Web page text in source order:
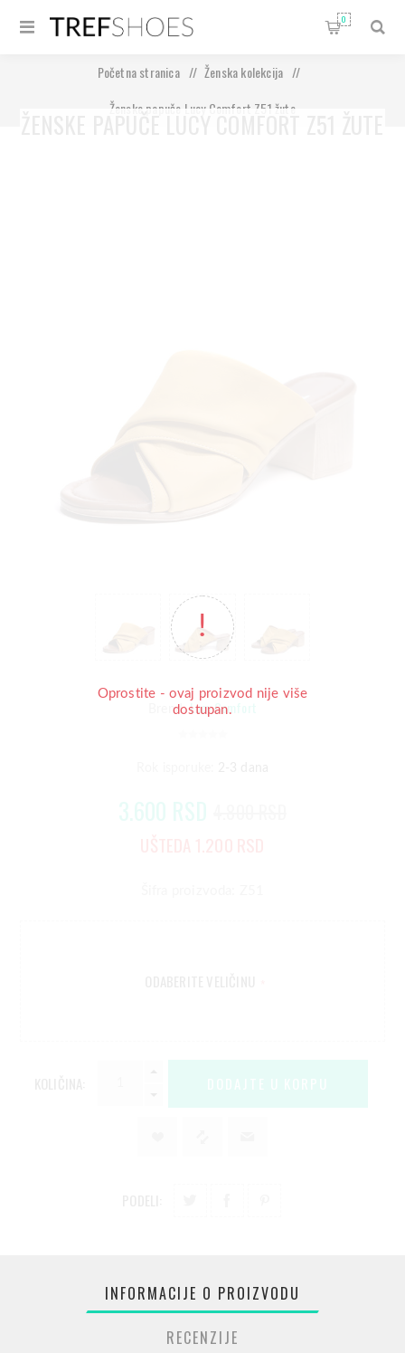
0
Početna stranica / Ženska kolekcija
/
Ženske papuče Lucy Comfort Z51 žute
Oprostite - ovaj proizvod nije više
dostupan.
Brend: Lucy Comfort
INFORMACIJE O PROIZVODU
RECENZIJE